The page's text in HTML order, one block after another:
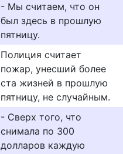
- Мы считаем, что он
был здесь в прошлую
пятницу.
Полиция считает
пожар, унесший более
ста жизней в прошлую
пятницу, не случайным.
- Сверх того, что
снимала по 300
долларов каждую